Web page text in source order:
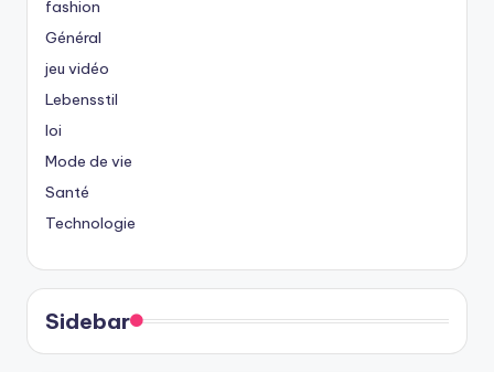
fashion
Général
jeu vidéo
Lebensstil
loi
Mode de vie
Santé
Technologie
Sidebar